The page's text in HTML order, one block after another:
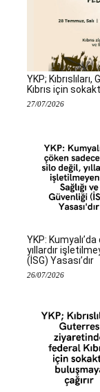
YKP;
Kıbrıs için
27/07/2026
YKP:
yıllardır
(İSG) Yasası’dır
26/07/2026